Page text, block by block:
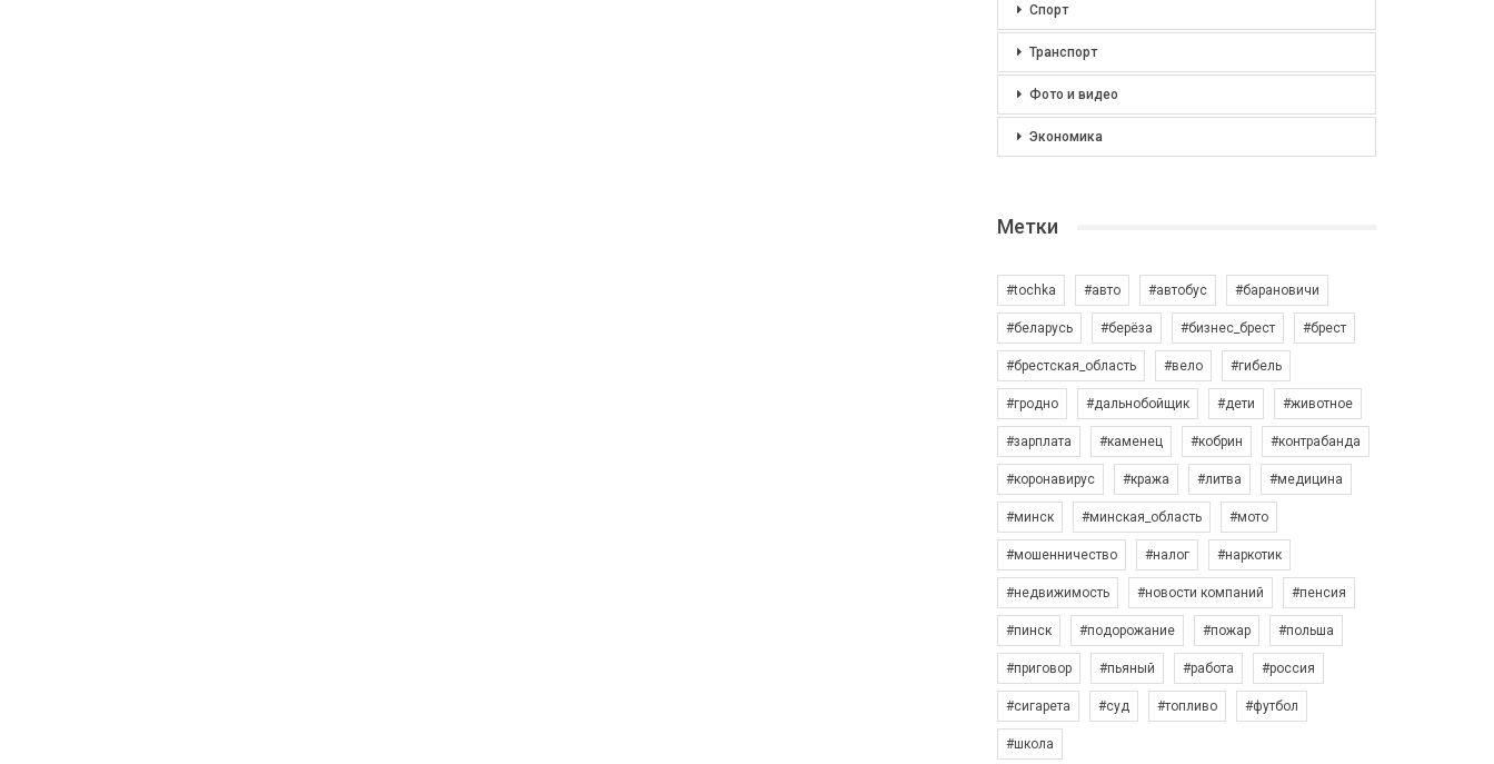
Спорт
Транспорт
Фото и видео
Экономика
Метки
#tochka #авто #автобус #барановичи
#беларусь #берёза #бизнес_брест #брест
#брестская_область #вело #гибель
#гродно #дальнобойщик #дети #животное
#зарплата #каменец #кобрин #контрабанда
#коронавирус #кража #литва #медицина
#минск #минская_область #мото
#мошенничество #налог #наркотик
#недвижимость #новости компаний #пенсия
#пинск #подорожание #пожар #польша
#приговор #пьяный #работа #россия
#сигарета #суд #топливо #футбол
#школа